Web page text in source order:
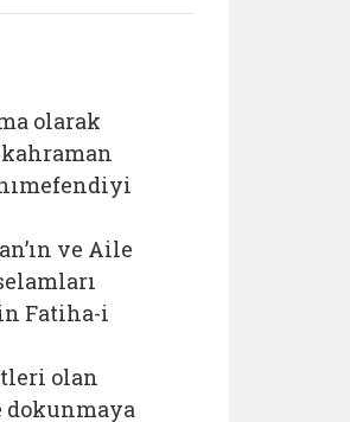
olarak
ve Aile
Fatiha-i
olan